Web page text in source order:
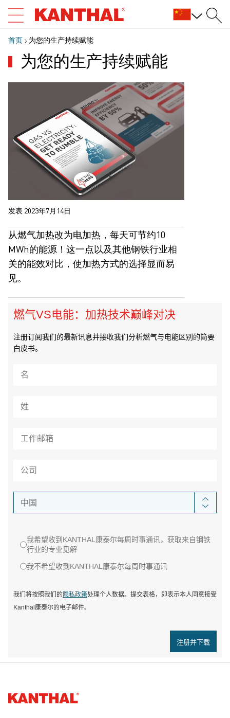
首页 为您的生产持续赋能
为您的生产持续赋能
发表 2023年7月14日
从燃气加热改为电加热，每天可节约10
MWh的能源！这一点以及其他钢铁行业相
关的能效对比，使加热方式的选择显而易
见。
燃气VS电能：加热技术巅峰对决
注册订阅我们的最新讯息并接收我们分析燃气与电能区别的简要
白皮书。
中国
我希望收到KANTHAL康泰尔每周时事通讯，获取来自钢铁
行业的专业见解
我不希望收到KANTHAL康泰尔每周时事通讯
我们将按照我们的 隐私政策处理个人数据。提交表格，即表示本人同意接受
Kanthal康泰尔的电子邮件。
Kanthal®